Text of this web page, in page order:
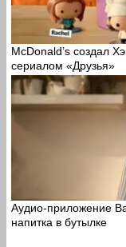
McDonald’s создал
сериалом «Друзья»
Аудио-приложение
напитка в бутылке